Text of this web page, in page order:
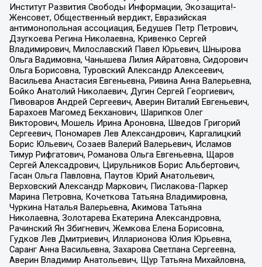
Институт Развития Свободы Информации, Экозащита!-
Женсовет, Общественный вердикт, Евразийская
антимонопольная ассоциация, Бедушев Петр Петрович,
Дзугкоева Регина Николаевна, Кривенко Сергей
Владимирович, Милославский Павел Юрьевич, Шнырова
Ольга Вадимовна, Чанышева Лилия Айратовна, Сидорович
Ольга Борисовна, Туровский Александр Алексеевич,
Васильева Анастасия Евгеньевна, Ривина Анна Валерьевна,
Бойко Анатолий Николаевич, Дугин Сергей Георгиевич,
Пивоваров Андрей Сергеевич, Аверин Виталий Евгеньевич,
Барахоев Магомед Бекханович, Шарипков Олег
Викторович, Мошель Ирина Ароновна, Шведов Григорий
Сергеевич, Пономарев Лев Александрович, Каргалицкий
Борис Юльевич, Созаев Валерий Валерьевич, Исламов
Тимур Рифгатович, Романова Ольга Евгеньевна, Щаров
Сергей Алексадрович, Цирульников Борис Альбертович,
Гасан Ольга Павловна, Паутов Юрий Анатольевич,
Верховский Александр Маркович, Пислакова-Паркер
Марина Петровна, Кочеткова Татьяна Владимировна,
Чуркина Наталья Валерьевна, Акимова Татьяна
Николаевна, Золотарева Екатерина Александровна,
Рачинский Ян Збигневич, Жемкова Елена Борисовна,
Гудков Лев Дмитриевич, Илларионова Юлия Юрьевна,
Саранг Анна Васильевна, Захарова Светлана Сергеевна,
Аверин Владимир Анатольевич, Щур Татьяна Михайловна,